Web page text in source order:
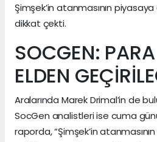
Şimşek’in atanmasının
dikkat çekti.
SOCGEN:
ELDEN
Aralarında Marek Drimal’in de
SocGen analistleri ise cuma günü
raporda, “Şimşek’in